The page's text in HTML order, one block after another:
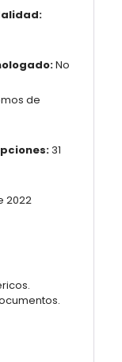
No
de
31
2022